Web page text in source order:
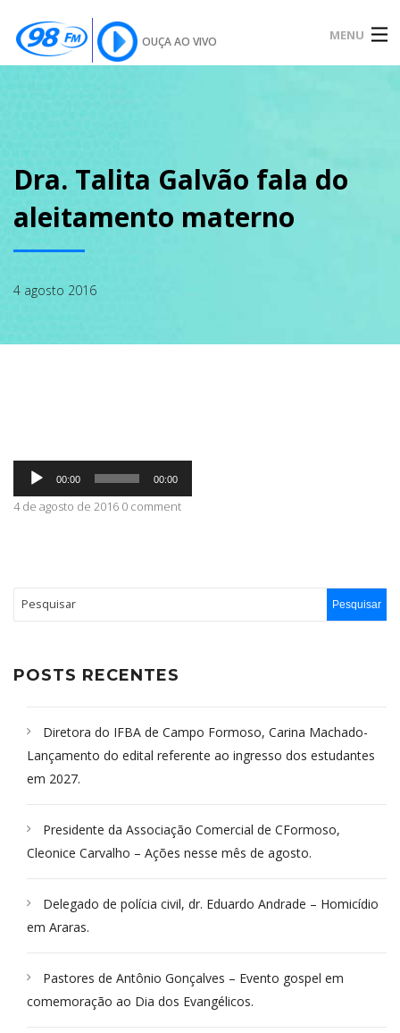
OUÇA AO VIVO MENU
SOBRE
PODCAST
CONTATO
Dra. Talita Galvão fala do
aleitamento materno
4 agosto 2016
Tocador
áudio
00:00 00:00
4 de agosto de 2016 0 comment
POSTS RECENTES
Diretora do IFBA de Campo Formoso, Carina Machado-
Lançamento do edital referente ao ingresso dos estudantes
em 2027.
Presidente da Associação Comercial de CFormoso,
Cleonice Carvalho – Ações nesse mês de agosto.
Delegado de polícia civil, dr. Eduardo Andrade – Homicídio
em Araras.
Pastores de Antônio Gonçalves – Evento gospel em
comemoração ao Dia dos Evangélicos.